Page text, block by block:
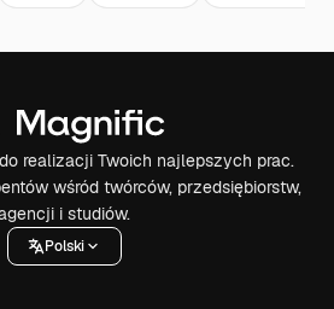
realizacji Twoich najlepszych prac.
wśród twórców, przedsiębiorstw,
i studiów.
Polski